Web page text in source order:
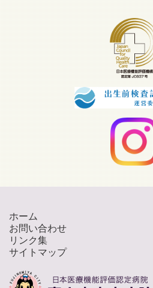
ホーム
お問い合わせ
リンク集
サイトマップ